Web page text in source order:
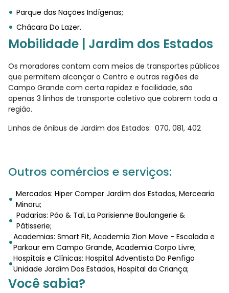
Parque das Nações Indígenas;
Chácara Do Lazer.
Mobilidade | Jardim dos Estados
Os moradores contam com meios de transportes públicos
que permitem alcançar o Centro e outras regiões de
Campo Grande com certa rapidez e facilidade, são
apenas 3 linhas de transporte coletivo que cobrem toda a
região.
Linhas de ônibus de Jardim dos Estados: 070, 081, 402
Outros comércios e serviços:
Mercados: Hiper Comper Jardim dos Estados, Mercearia
Minoru;
Padarias: Pão & Tal, La Parisienne Boulangerie &
Pâtisserie;
Academias: Smart Fit, Academia Zion Move - Escalada e
Parkour em Campo Grande, Academia Corpo Livre;
Hospitais e Clínicas: Hospital Adventista Do Penfigo
Unidade Jardim Dos Estados, Hospital da Criança;
Você sabia?